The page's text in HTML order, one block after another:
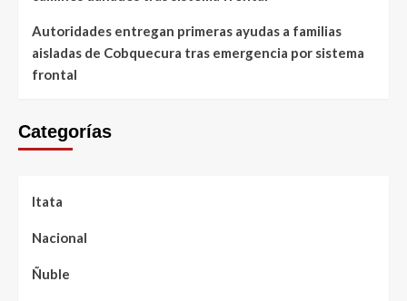
Autoridades entregan primeras ayudas a familias
aisladas de Cobquecura tras emergencia por sistema
frontal
Categorías
Itata
Nacional
Ñuble